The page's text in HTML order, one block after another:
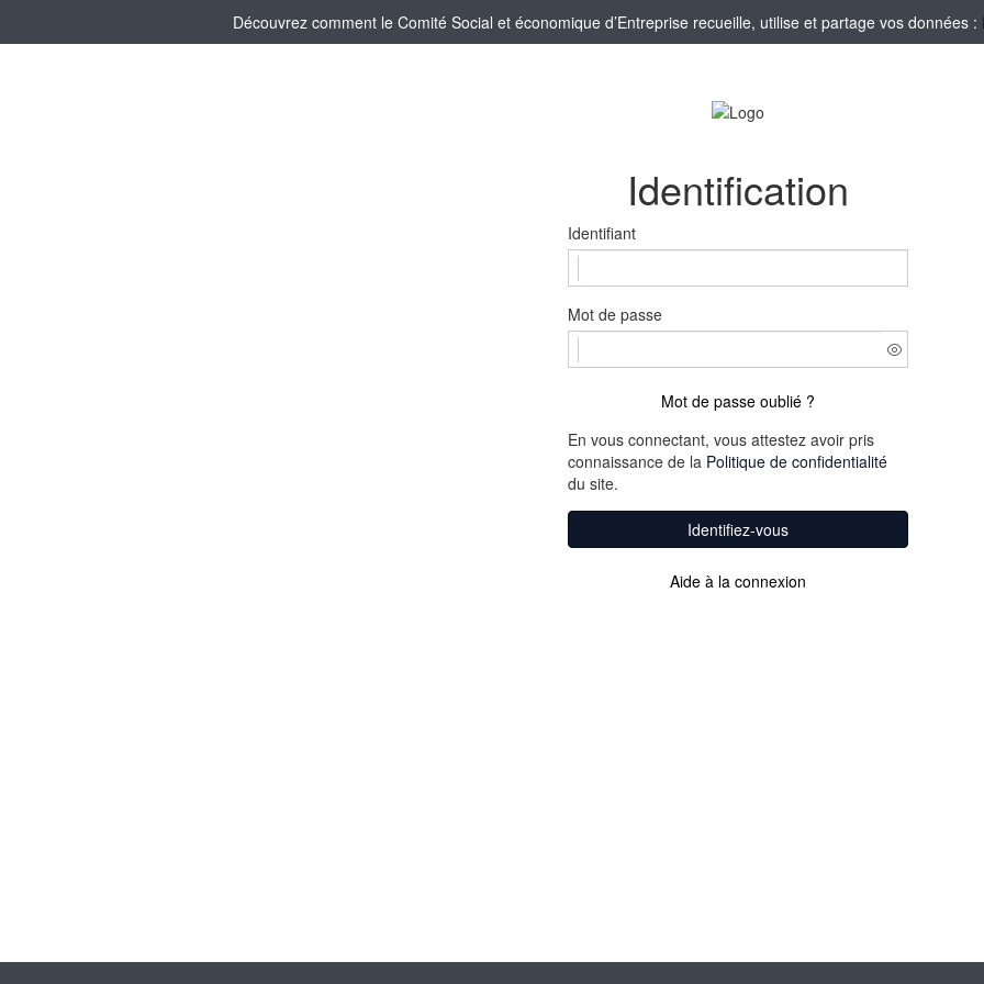
Découvrez comment le Comité Social et économique d’Entreprise recueille, utilise et partage vos données :
Identification
Identifiant
Mot de passe
Mot de passe oublié ?
En vous connectant, vous attestez avoir pris
connaissance de la Politique de confidentialité
du site.
Identifiez-vous
Aide à la connexion